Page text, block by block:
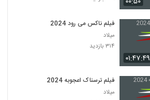
۰۱:۴۷:۴۹
فیلم ناکس می رود 2024
میلاد
۳۱۴ بازدید
فیلم ترسناک اعجوبه 2024
میلاد